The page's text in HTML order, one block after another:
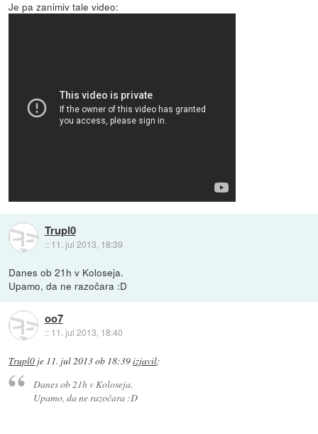
Je pa zanimiv tale video:
Trupl0
:: 11. jul 2013, 18:39
Danes ob 21h v Koloseja.
Upamo, da ne razočara :D
oo7
:: 11. jul 2013, 18:40
Trupl0 je 11. jul 2013 ob 18:39izjavil:
Danes ob 21h v Koloseja.
Upamo, da ne razočara :D